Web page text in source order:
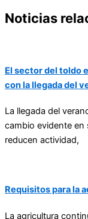
Noticias
El sector del toldo
con la llegada del
La llegada del
cambio evidente en
reducen actividad,
Requisitos para la
La agricultura